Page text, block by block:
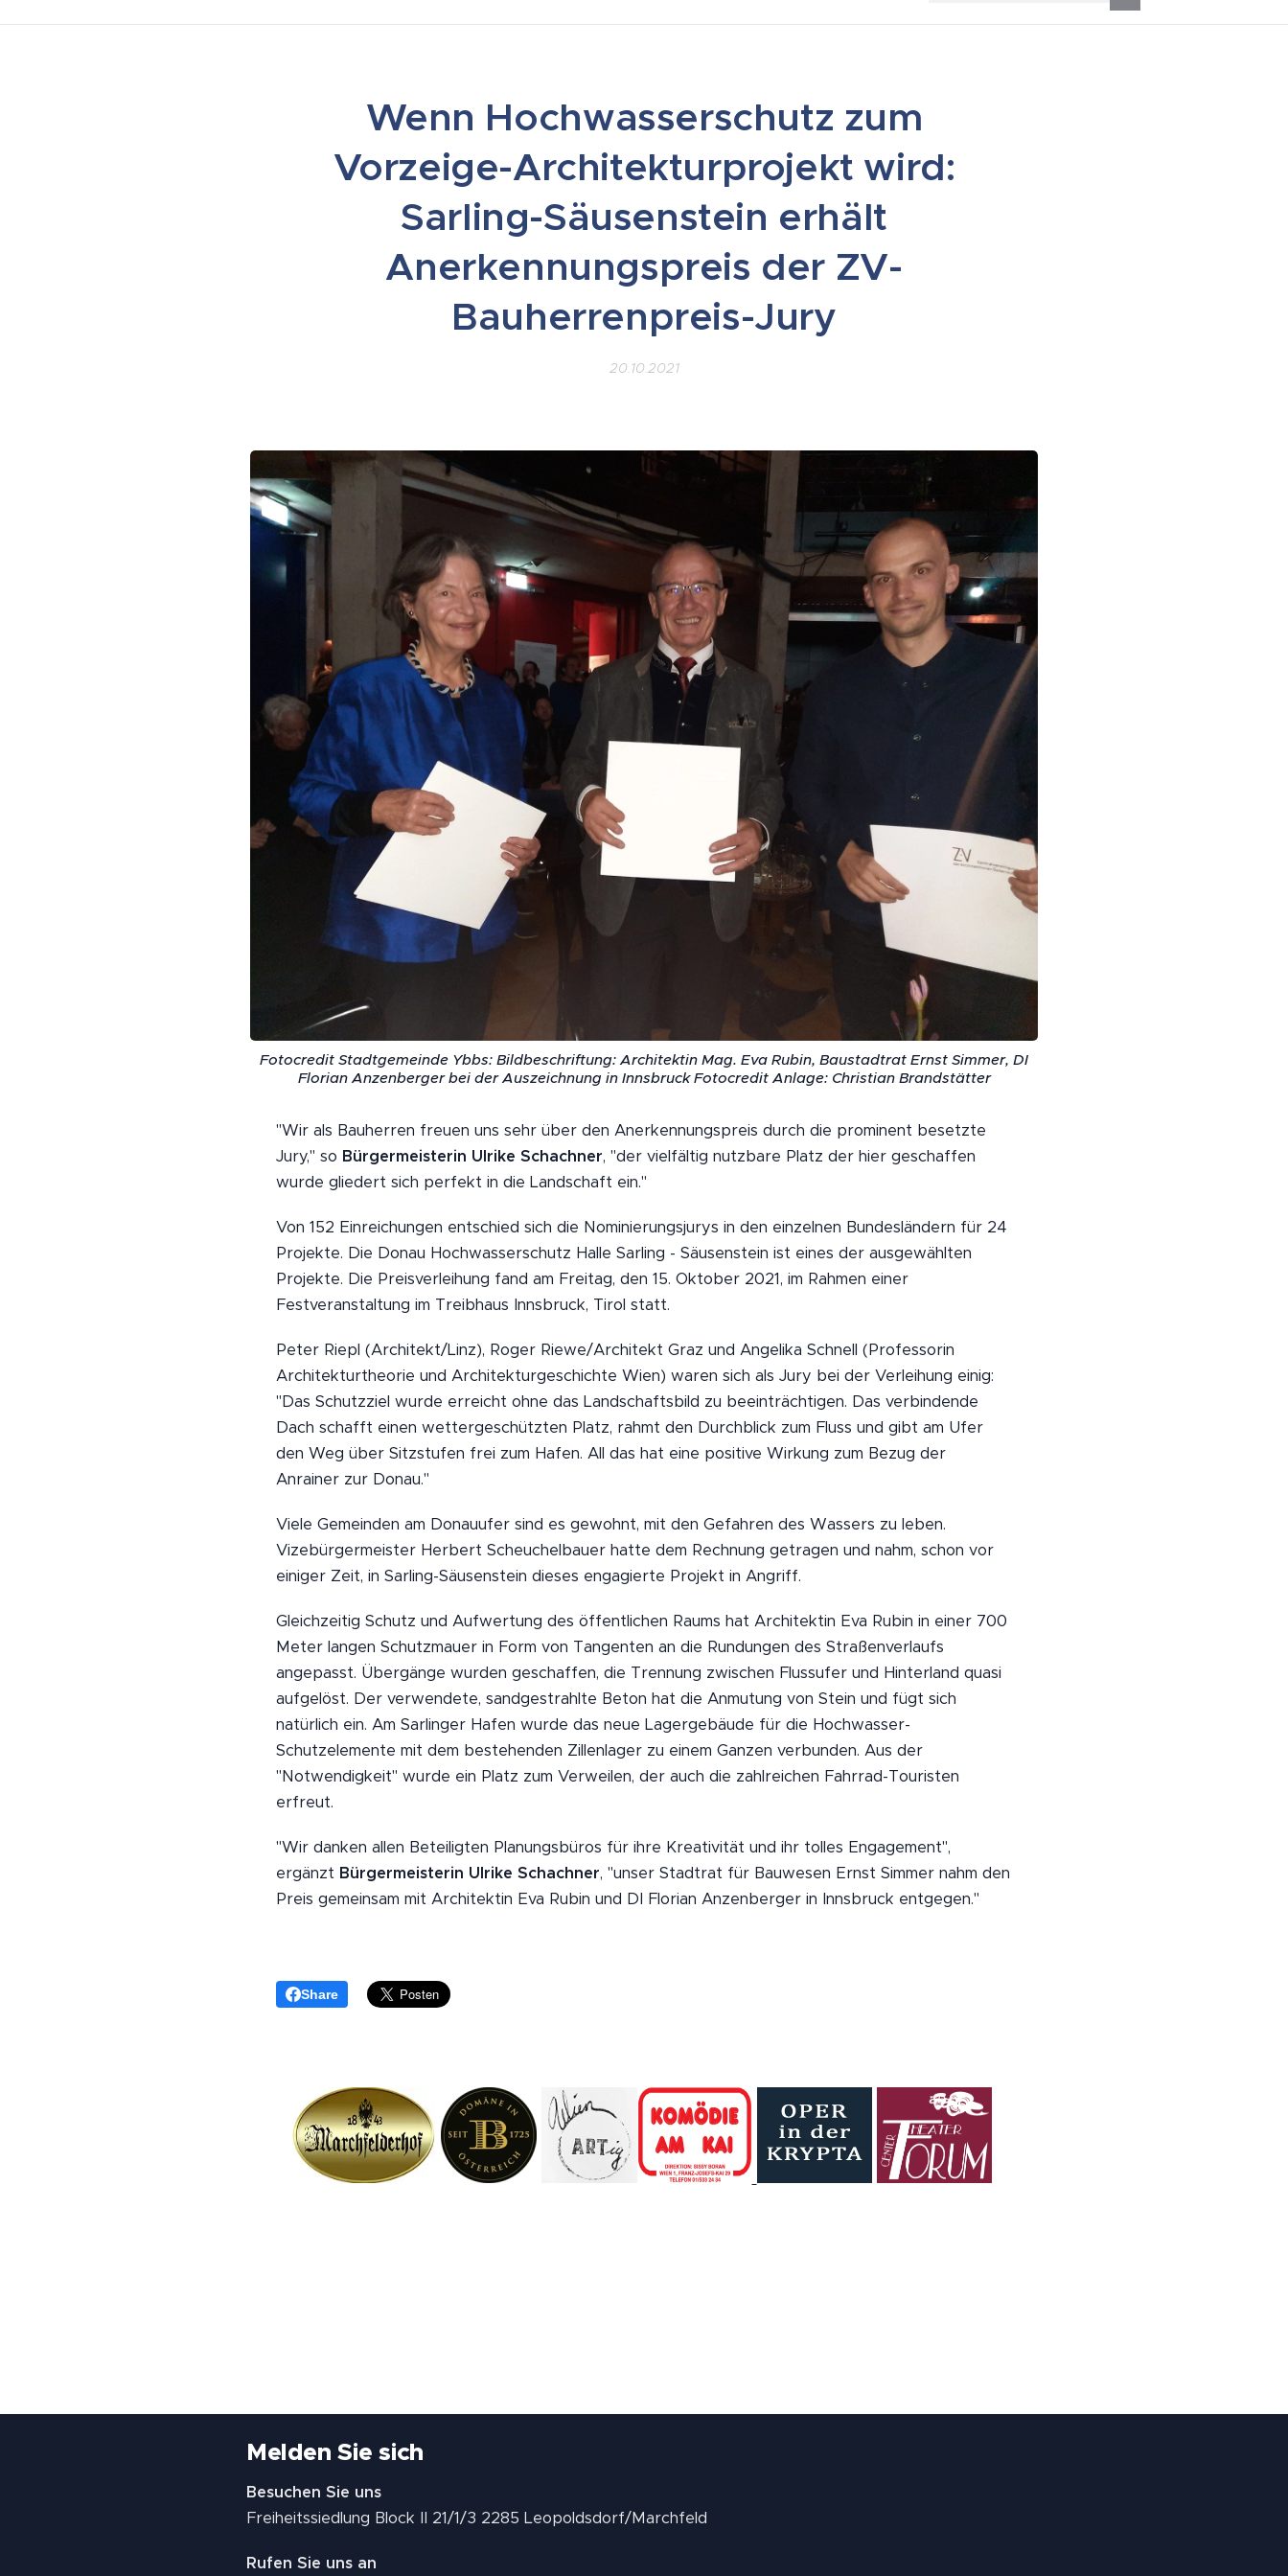
Wenn Hochwasserschutz zum
Vorzeige-Architekturprojekt wird:
Sarling-Säusenstein erhält
Anerkennungspreis der ZV-
Bauherrenpreis-Jury
20.10.2021
Fotocredit Stadtgemeinde Ybbs: Bildbeschriftung: Architektin Mag. Eva Rubin, Baustadtrat Ernst Simmer, DI
Florian Anzenberger bei der Auszeichnung in Innsbruck Fotocredit Anlage: Christian Brandstätter
"Wir als Bauherren freuen uns sehr über den Anerkennungspreis durch die prominent besetzte
Jury," so Bürgermeisterin Ulrike Schachner, "der vielfältig nutzbare Platz der hier geschaffen
wurde gliedert sich perfekt in die Landschaft ein."
Von 152 Einreichungen entschied sich die Nominierungsjurys in den einzelnen Bundesländern für 24
Projekte. Die Donau Hochwasserschutz Halle Sarling - Säusenstein ist eines der ausgewählten
Projekte. Die Preisverleihung fand am Freitag, den 15. Oktober 2021, im Rahmen einer
Festveranstaltung im Treibhaus Innsbruck, Tirol statt.
Peter Riepl (Architekt/Linz), Roger Riewe/Architekt Graz und Angelika Schnell (Professorin
Architekturtheorie und Architekturgeschichte Wien) waren sich als Jury bei der Verleihung einig:
"Das Schutzziel wurde erreicht ohne das Landschaftsbild zu beeinträchtigen. Das verbindende
Dach schafft einen wettergeschützten Platz, rahmt den Durchblick zum Fluss und gibt am Ufer
den Weg über Sitzstufen frei zum Hafen. All das hat eine positive Wirkung zum Bezug der
Anrainer zur Donau."
Viele Gemeinden am Donauufer sind es gewohnt, mit den Gefahren des Wassers zu leben.
Vizebürgermeister Herbert Scheuchelbauer hatte dem Rechnung getragen und nahm, schon vor
einiger Zeit, in Sarling-Säusenstein dieses engagierte Projekt in Angriff.
Gleichzeitig Schutz und Aufwertung des öffentlichen Raums hat Architektin Eva Rubin in einer 700
Meter langen Schutzmauer in Form von Tangenten an die Rundungen des Straßenverlaufs
angepasst. Übergänge wurden geschaffen, die Trennung zwischen Flussufer und Hinterland quasi
aufgelöst. Der verwendete, sandgestrahlte Beton hat die Anmutung von Stein und fügt sich
natürlich ein. Am Sarlinger Hafen wurde das neue Lagergebäude für die Hochwasser-
Schutzelemente mit dem bestehenden Zillenlager zu einem Ganzen verbunden. Aus der
"Notwendigkeit" wurde ein Platz zum Verweilen, der auch die zahlreichen Fahrrad-Touristen
erfreut.
"Wir danken allen Beteiligten Planungsbüros für ihre Kreativität und ihr tolles Engagement",
ergänzt Bürgermeisterin Ulrike Schachner, "unser Stadtrat für Bauwesen Ernst Simmer nahm den
Preis gemeinsam mit Architektin Eva Rubin und DI Florian Anzenberger in Innsbruck entgegen."
Share
Melden Sie sich
Besuchen Sie uns
Freiheitssiedlung Block II 21/1/3 2285 Leopoldsdorf/Marchfeld
Rufen Sie uns an